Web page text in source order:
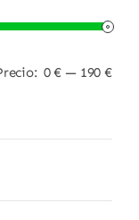
0 € — 190 €